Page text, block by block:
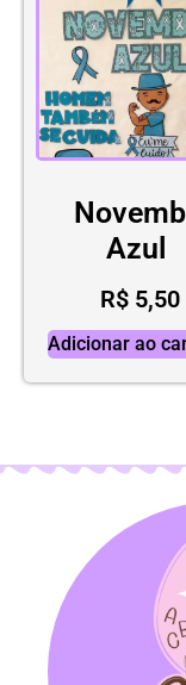
Azul
R$5,50
Adicionar ao